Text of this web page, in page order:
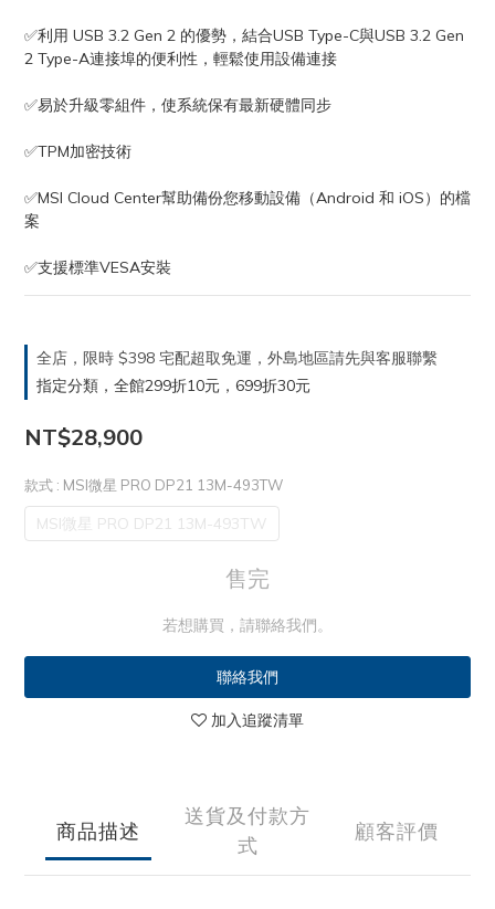
✅利用 USB 3.2 Gen 2 的優勢，結合USB Type-C與USB 3.2 Gen
2 Type-A連接埠的便利性，輕鬆使用設備連接
✅易於升級零組件，使系統保有最新硬體同步
✅TPM加密技術
✅MSI Cloud Center幫助備份您移動設備（Android 和 iOS）的檔
案
✅支援標準VESA安裝
全店，限時 $398 宅配超取免運，外島地區請先與客服聯繫
指定分類，全館299折10元，699折30元
NT$28,900
款式 : MSI微星 PRO DP21 13M-493TW
MSI微星 PRO DP21 13M-493TW
售完
若想購買，請聯絡我們。
聯絡我們
加入追蹤清單
商品描述
送貨及付款方
式
顧客評價